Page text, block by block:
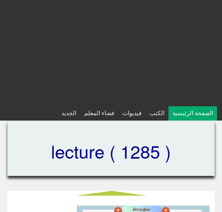
الصفحة الرئيسية الكتب فيديوات فضاء المعلم الجديد
lecture ( 1285 )